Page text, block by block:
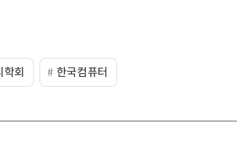
학회 한국컴퓨터